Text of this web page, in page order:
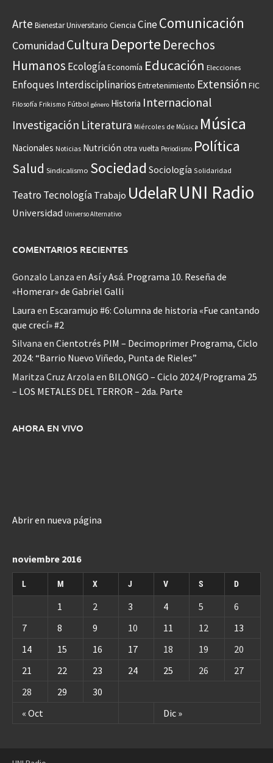
Arte Bienestar Universitario Ciencia CineComunicación
Comunidad Cultura Deporte Derechos
Humanos EcologíaEconomía Educación Elecciones
Enfoques Interdisciplinarios Entretenimiento Extensión FIC
Filosofía Frikismo Fútbol género Historia Internacional
Investigación Literatura Miércoles de Música Música
Nacionales Noticias Nutrición otra vuelta Periodismo Política
Salud Sindicalismo Sociedad Sociología Solidaridad
Teatro Tecnología Trabajo UdelaRUNI Radio
Universidad Universo Alternativo
COMENTARIOS RECIENTES
Gonzalo Lanza en Así y Asá. Programa 10. Reseña de
«Homerar» de Gabriel Galli
Laura en Escaramujo #6: Columna de historia «Fue cantando
que crecí» #2
Silvana en Cientotrés PIM – Decimoprimer Programa, Ciclo
2024: “Barrio Nuevo Viñedo, Punta de Rieles”
Maritza Cruz Arzola en BILONGO – Ciclo 2024/Programa 25
– LOS METALES DEL TERROR – 2da. Parte
AHORA EN VIVO
Abrir en nueva página
noviembre 2016
L M X J V S D
« Oct Dic »
1 2 3 4 5
6
7
8 9 10 11 12
13
14
15 16 17 18 19
20
21
22 23 24 25 26
27
28
29 30